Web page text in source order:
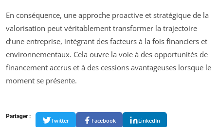
En conséquence, une approche proactive et stratégique de la
valorisation peut véritablement transformer la trajectoire
d’une entreprise, intégrant des facteurs à la fois financiers et
environnementaux. Cela ouvre la voie à des opportunités de
financement accrus et à des cessions avantageuses lorsque le
moment se présente.
Partager :
Twitter Facebook LinkedIn